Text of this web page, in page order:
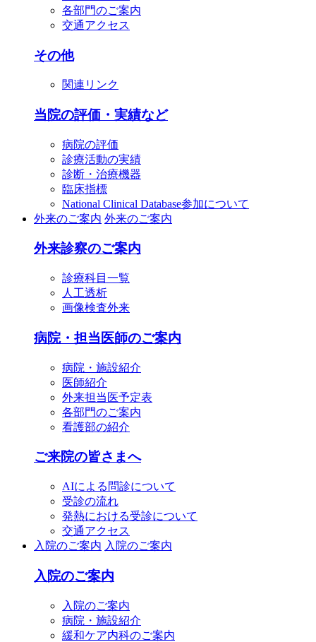
各部門のご案内
交通アクセス
その他
関連リンク
当院の評価・実績など
病院の評価
診療活動の実績
診断・治療機器
臨床指標
National Clinical Database参加について
外来のご案内 外来のご案内
外来診察のご案内
診療科目一覧
人工透析
画像検査外来
病院・担当医師のご案内
病院・施設紹介
医師紹介
外来担当医予定表
各部門のご案内
看護部の紹介
ご来院の皆さまへ
AIによる問診について
受診の流れ
発熱における受診について
交通アクセス
入院のご案内 入院のご案内
入院のご案内
入院のご案内
病院・施設紹介
緩和ケア内科のご案内